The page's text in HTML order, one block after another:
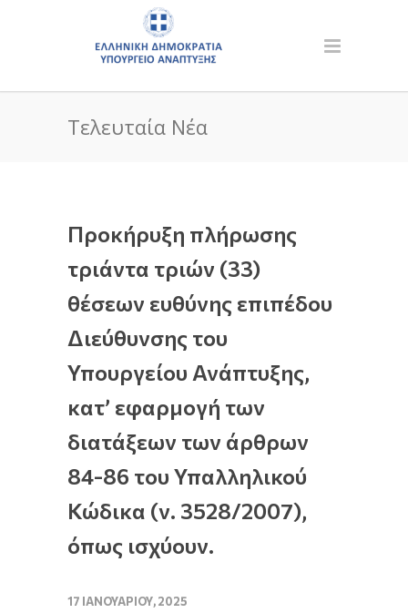
Τελευταία Νέα
Προκήρυξη πλήρωσης
τριάντα τριών (33)
θέσεων ευθύνης επιπέδου
Διεύθυνσης του
Υπουργείου Ανάπτυξης,
κατ’ εφαρμογή των
διατάξεων των άρθρων
84-86 του Υπαλληλικού
Κώδικα (ν. 3528/2007),
όπως ισχύουν.
17 ΙΑΝΟΥΑΡΊΟΥ, 2025